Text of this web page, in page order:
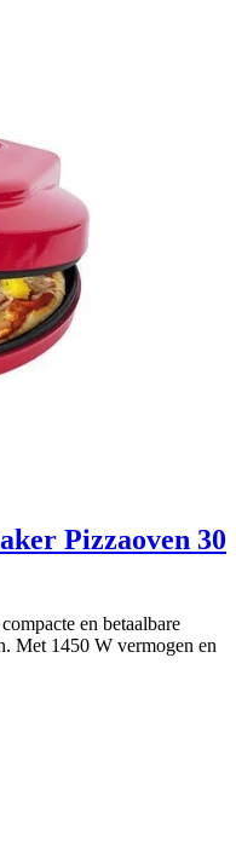
Pizzaoven 30
en betaalbare
Met 1450 W vermogen en